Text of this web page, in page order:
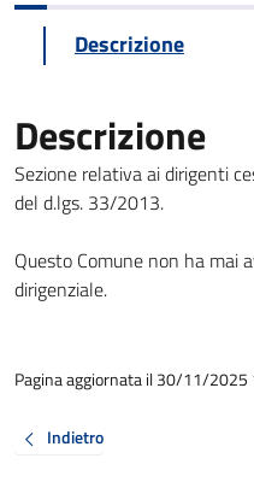
Descrizione
Descrizione
Sezione relativa ai dirigenti
del d.lgs. 33/2013.
Questo Comune non ha mai
dirigenziale.
Pagina aggiornata il 30/11/2025
Indietro